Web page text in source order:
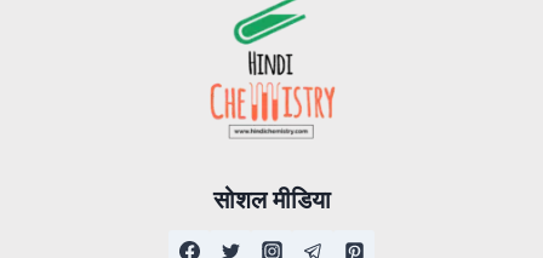
सोशल मीडिया